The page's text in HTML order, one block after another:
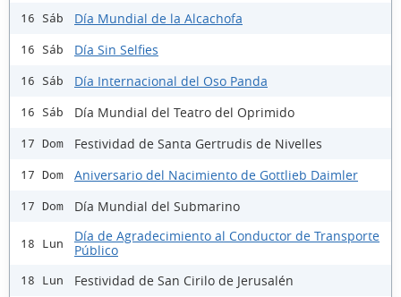
16 Sáb Día Mundial de la Alcachofa
16 Sáb Día Sin Selfies
16 Sáb Día Internacional del Oso Panda
16 Sáb Día Mundial del Teatro del Oprimido
17 Dom Festividad de Santa Gertrudis de Nivelles
17 Dom Aniversario del Nacimiento de Gottlieb Daimler
17 Dom Día Mundial del Submarino
18 Lun
Día de Agradecimiento al Conductor de Transporte
Público
18 Lun Festividad de San Cirilo de Jerusalén